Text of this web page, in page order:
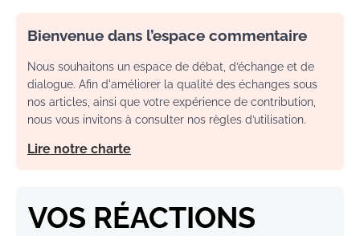
Bienvenue dans l’espace commentaire
Nous souhaitons un espace de débat, d’échange et de
dialogue. Afin d'améliorer la qualité des échanges sous
nos articles, ainsi que votre expérience de contribution,
nous vous invitons à consulter nos règles d’utilisation.
Lire notre charte
VOS RÉACTIONS